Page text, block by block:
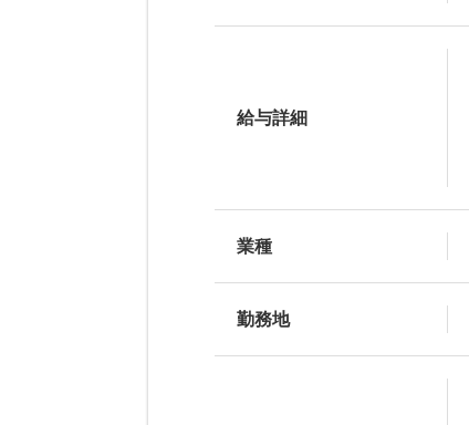
給与詳細
業種
勤務地